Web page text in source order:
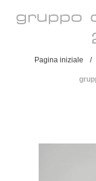
gruppo
Pagina iniziale /